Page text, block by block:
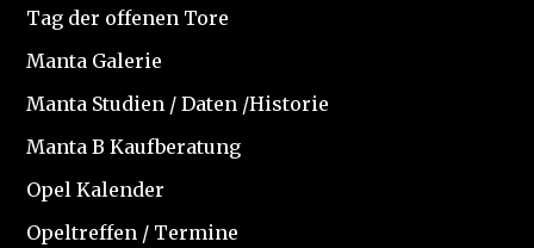
Tag der offenen Tore
Manta Galerie
Manta Studien / Daten /Historie
Manta B Kaufberatung
Opel Kalender
Opeltreffen / Termine